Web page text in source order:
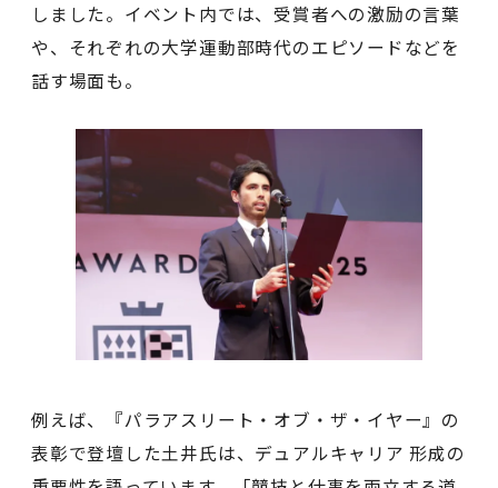
しました。イベント内では、受賞者への激励の言葉
や、それぞれの大学運動部時代のエピソードなどを
話す場面も。
例えば、『パラアスリート・オブ・ザ・イヤー』の
表彰で登壇した⼟井⽒は、デュアルキャリア 形成の